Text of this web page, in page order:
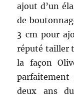
ajout d’un
de
3 cm pour
réputé tailler
la façon
deux ans